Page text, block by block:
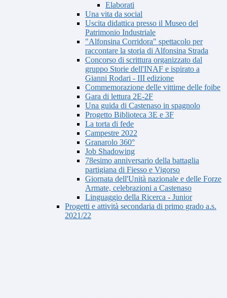
Elaborati
Una vita da social
Uscita didattica presso il Museo del
Patrimonio Industriale
"Alfonsina Corridora" spettacolo per
raccontare la storia di Alfonsina Strada
Concorso di scrittura organizzato dal
gruppo Storie dell'INAF e ispirato a
Gianni Rodari - III edizione
Commemorazione delle vittime delle foibe
Gara di lettura 2E-2F
Una guida di Castenaso in spagnolo
Progetto Biblioteca 3E e 3F
La torta di fede
Campestre 2022
Granarolo 360°
Job Shadowing
78esimo anniversario della battaglia
partigiana di Fiesso e Vigorso
Giornata dell'Unità nazionale e delle Forze
Armate, celebrazioni a Castenaso
Linguaggio della Ricerca - Junior
Progetti e attività secondaria di primo grado a.s.
2021/22